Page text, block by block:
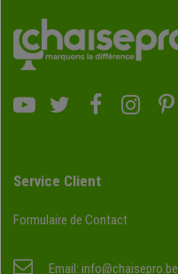
Service Client
Formulaire de Contact
Email: info@chaisepro.be